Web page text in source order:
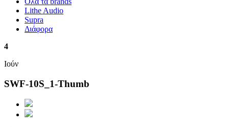
Lithe Audio
Supra
Διάφορα
4
Ιούν
SWF-10S_1-Thumb